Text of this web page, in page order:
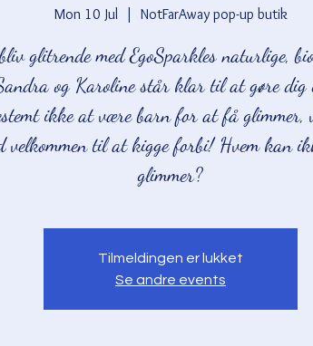
Mon 10 Jul
  |
NotFarAway pop-up butik
glitrende med EgoSparkles naturlige,
og Karoline står klar til at gøre
ikke at være barn for at få glimmer,
velkommen til at kigge forbi! Hvem kan
glimmer?
Tilmeldingen er lukket
Se andre events